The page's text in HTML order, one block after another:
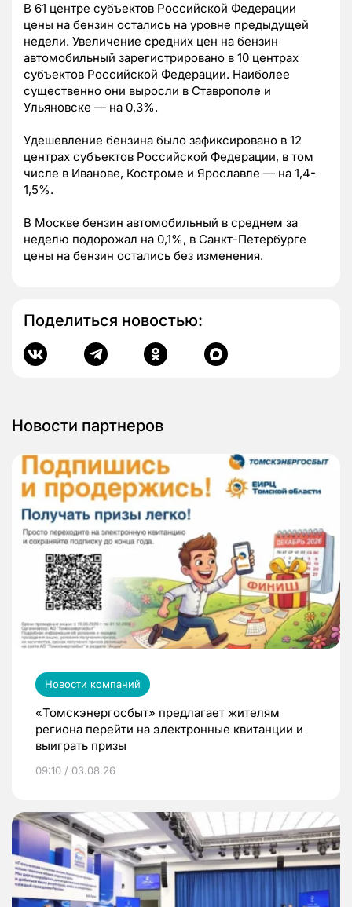
В 61 центре субъектов Российской Федерации
цены на бензин остались на уровне предыдущей
недели. Увеличение средних цен на бензин
автомобильный зарегистрировано в 10 центрах
субъектов Российской Федерации. Наиболее
существенно они выросли в Ставрополе и
Ульяновске — на 0,3%.
Удешевление бензина было зафиксировано в 12
центрах субъектов Российской Федерации, в том
числе в Иванове, Костроме и Ярославле — на 1,4-
1,5%.
В Москве бензин автомобильный в среднем за
неделю подорожал на 0,1%, в Санкт-Петербурге
цены на бензин остались без изменения.
Поделиться новостью:
Новости партнеров
Новости компаний
«Томскэнергосбыт» предлагает жителям
региона перейти на электронные квитанции и
выиграть призы
09:10 / 03.08.26